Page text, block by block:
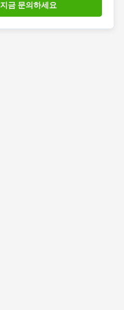
지금 문의하세요